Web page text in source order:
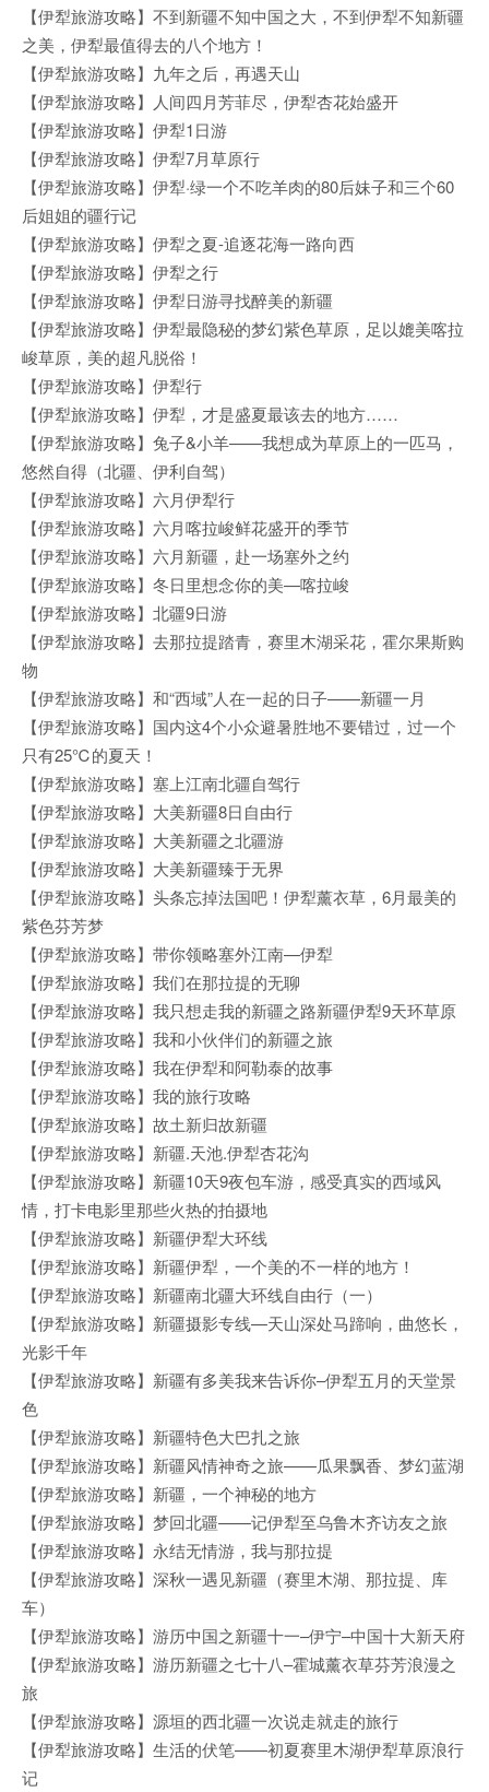
【伊犁旅游攻略】不到新疆不知中国之大，不到伊犁不知新疆
之美，伊犁最值得去的八个地方！
【伊犁旅游攻略】九年之后，再遇天山
【伊犁旅游攻略】人间四月芳菲尽，伊犁杏花始盛开
【伊犁旅游攻略】伊犁1日游
【伊犁旅游攻略】伊犁7月草原行
【伊犁旅游攻略】伊犁·绿一个不吃羊肉的80后妹子和三个60
后姐姐的疆行记
【伊犁旅游攻略】伊犁之夏-追逐花海一路向西
【伊犁旅游攻略】伊犁之行
【伊犁旅游攻略】伊犁日游寻找醉美的新疆
【伊犁旅游攻略】伊犁最隐秘的梦幻紫色草原，足以媲美喀拉
峻草原，美的超凡脱俗！
【伊犁旅游攻略】伊犁行
【伊犁旅游攻略】伊犁，才是盛夏最该去的地方……
【伊犁旅游攻略】兔子&小羊——我想成为草原上的一匹马，
悠然自得（北疆、伊利自驾）
【伊犁旅游攻略】六月伊犁行
【伊犁旅游攻略】六月喀拉峻鲜花盛开的季节
【伊犁旅游攻略】六月新疆，赴一场塞外之约
【伊犁旅游攻略】冬日里想念你的美—喀拉峻
【伊犁旅游攻略】北疆9日游
【伊犁旅游攻略】去那拉提踏青，赛里木湖采花，霍尔果斯购
物
【伊犁旅游攻略】和“西域”人在一起的日子——新疆一月
【伊犁旅游攻略】国内这4个小众避暑胜地不要错过，过一个
只有25℃的夏天！
【伊犁旅游攻略】塞上江南北疆自驾行
【伊犁旅游攻略】大美新疆8日自由行
【伊犁旅游攻略】大美新疆之北疆游
【伊犁旅游攻略】大美新疆臻于无界
【伊犁旅游攻略】头条忘掉法国吧！伊犁薰衣草，6月最美的
紫色芬芳梦
【伊犁旅游攻略】带你领略塞外江南—伊犁
【伊犁旅游攻略】我们在那拉提的无聊
【伊犁旅游攻略】我只想走我的新疆之路新疆伊犁9天环草原
【伊犁旅游攻略】我和小伙伴们的新疆之旅
【伊犁旅游攻略】我在伊犁和阿勒泰的故事
【伊犁旅游攻略】我的旅行攻略
【伊犁旅游攻略】故土新归故新疆
【伊犁旅游攻略】新疆.天池.伊犁杏花沟
【伊犁旅游攻略】新疆10天9夜包车游，感受真实的西域风
情，打卡电影里那些火热的拍摄地
【伊犁旅游攻略】新疆伊犁大环线
【伊犁旅游攻略】新疆伊犁，一个美的不一样的地方！
【伊犁旅游攻略】新疆南北疆大环线自由行（一）
【伊犁旅游攻略】新疆摄影专线—天山深处马蹄响，曲悠长，
光影千年
【伊犁旅游攻略】新疆有多美我来告诉你–伊犁五月的天堂景
色
【伊犁旅游攻略】新疆特色大巴扎之旅
【伊犁旅游攻略】新疆风情神奇之旅——瓜果飘香、梦幻蓝湖
【伊犁旅游攻略】新疆，一个神秘的地方
【伊犁旅游攻略】梦回北疆——记伊犁至乌鲁木齐访友之旅
【伊犁旅游攻略】永结无情游，我与那拉提
【伊犁旅游攻略】深秋一遇见新疆（赛里木湖、那拉提、库
车）
【伊犁旅游攻略】游历中国之新疆十一–伊宁–中国十大新天府
【伊犁旅游攻略】游历新疆之七十八–霍城薰衣草芬芳浪漫之
旅
【伊犁旅游攻略】源垣的西北疆一次说走就走的旅行
【伊犁旅游攻略】生活的伏笔——初夏赛里木湖伊犁草原浪行
记